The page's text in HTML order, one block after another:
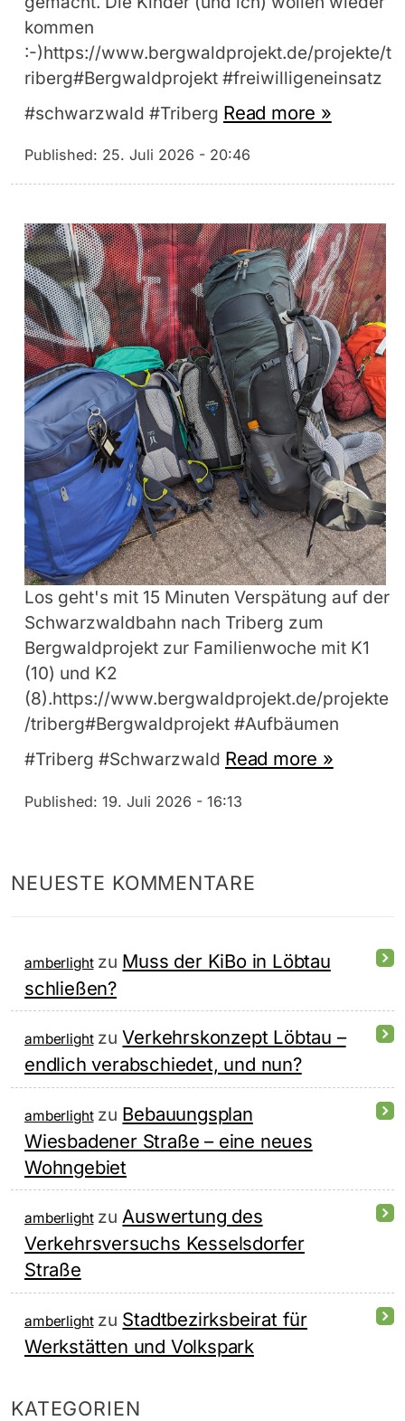
kommen
:-)https://www.bergwaldprojekt.de/projekte/t
riberg#Bergwaldprojekt #freiwilligeneinsatz
#schwarzwald #Triberg Read more »
Published: 25. Juli 2026 - 20:46
Los geht's mit 15 Minuten Verspätung auf der
Schwarzwaldbahn nach Triberg zum
Bergwaldprojekt zur Familienwoche mit K1
(10) und K2
(8).https://www.bergwaldprojekt.de/projekte
/triberg#Bergwaldprojekt #Aufbäumen
#Triberg #Schwarzwald Read more »
Published: 19. Juli 2026 - 16:13
NEUESTE KOMMENTARE
amberlightzu Muss der KiBo in Löbtau
schließen?
amberlightzuVerkehrskonzept Löbtau –
endlich verabschiedet, und nun?
amberlightzu Bebauungsplan
Wiesbadener Straße – eine neues
Wohngebiet
amberlightzuAuswertung des
Verkehrsversuchs Kesselsdorfer
Straße
amberlightzu Stadtbezirksbeirat für
Werkstätten und Volkspark
KATEGORIEN